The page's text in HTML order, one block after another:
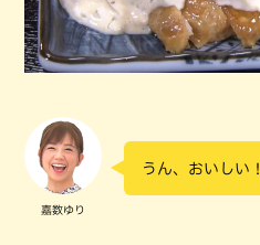
嘉数ゆり
うん、おいしい！